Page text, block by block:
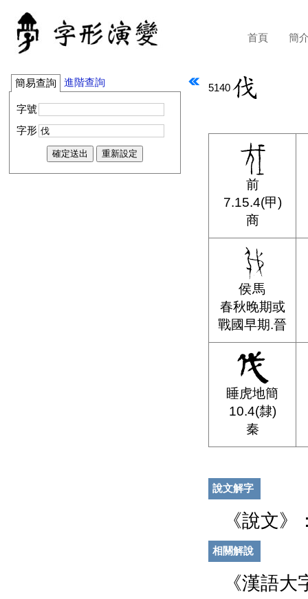
首頁 簡
簡易查詢 進階查詢
字號
字形
5140
前
7.15.4(甲)
商
侯馬
春秋晚期或
戰國早期.晉
睡虎地簡
10.4(隸)
秦
說文解字
《說文
相關解說
《漢語